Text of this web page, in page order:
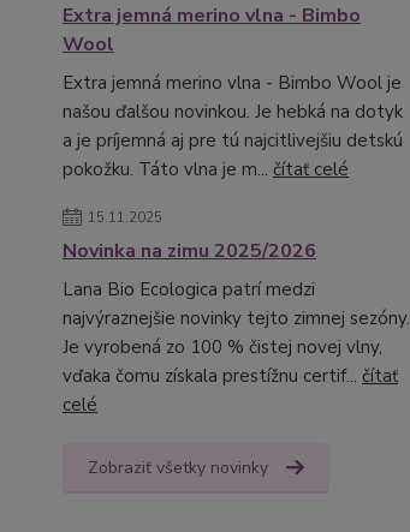
Extra jemná merino vlna - Bimbo
Wool
Extra jemná merino vlna - Bimbo Wool je
našou ďalšou novinkou. Je hebká na dotyk
a je príjemná aj pre tú najcitlivejšiu detskú
pokožku. Táto vlna je m... čítať celé
15.11.2025
Novinka na zimu 2025/2026
Lana Bio Ecologica patrí medzi
najvýraznejšie novinky tejto zimnej sezóny.
Je vyrobená zo 100 % čistej novej vlny,
vďaka čomu získala prestížnu certif... čítať
celé
Zobraziť všetky novinky